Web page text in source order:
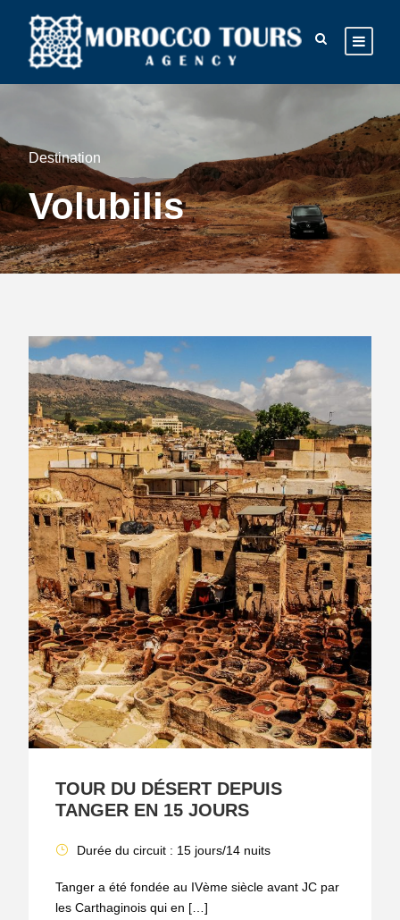
Destination
Volubilis
TOUR DU DÉSERT DEPUIS
TANGER EN 15 JOURS
Durée du circuit : 15 jours/14 nuits
Tanger a été fondée au IVème siècle avant JC par
les Carthaginois qui en […]